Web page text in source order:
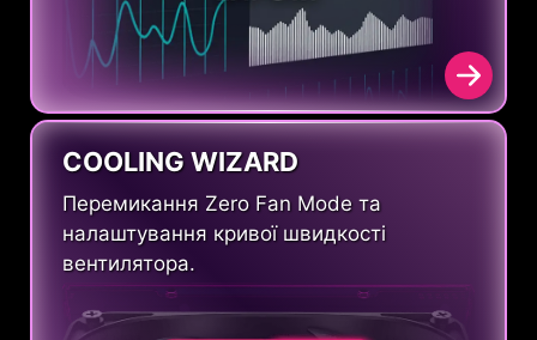
COOLING WIZARD
Перемикання Zero Fan Mode та
налаштування кривої швидкості
вентилятора.